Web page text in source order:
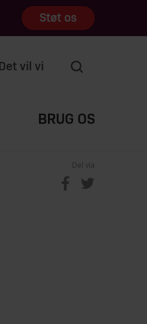
Støt os
Det vil vi
BRUG OS
Del via